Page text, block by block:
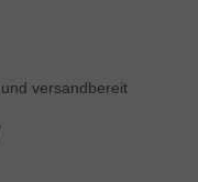
versandbereit